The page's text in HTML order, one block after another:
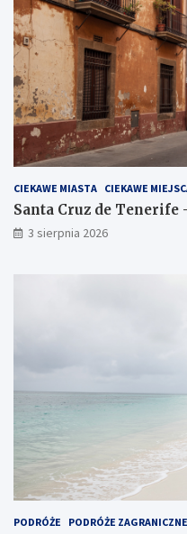
CIEKAWE MIASTA CIEKAWE
Santa Cruz de
3 sierpnia 2026
PODRÓŻE PODRÓŻE ZAGRANICZNE